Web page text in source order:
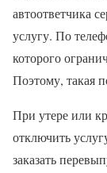
автоответчика
услугу. По
которого
Поэтому, такая
При утере или
отключить
заказать